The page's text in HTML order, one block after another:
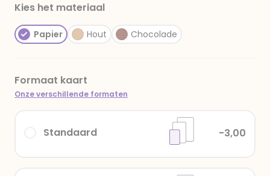
Kies het materiaal
Papier Hout Chocolade
Formaat kaart
Onze verschillende formaten
Standaard -3,00